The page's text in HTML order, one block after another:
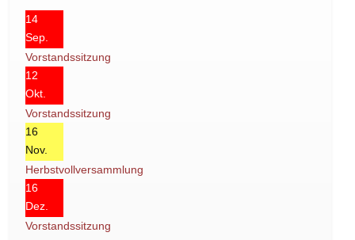
14
Sep.
Vorstandssitzung
12
Okt.
Vorstandssitzung
16
Nov.
Herbstvollversammlung
16
Dez.
Vorstandssitzung